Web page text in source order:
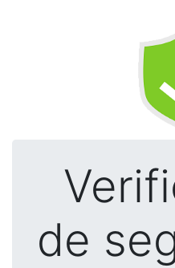
de